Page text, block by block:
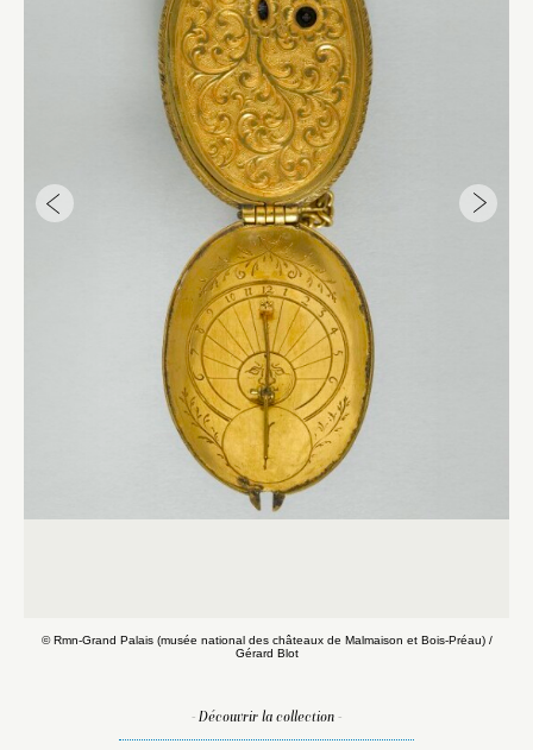
© Rmn-Grand Palais (musée national des châteaux de Malmaison et Bois-Préau) /
Gérard Blot
- Découvrir la collection -